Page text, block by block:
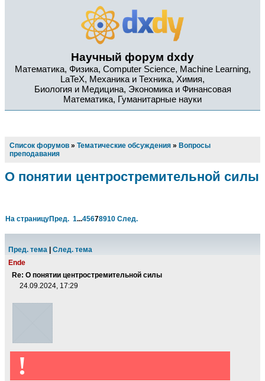
Научный форум dxdy
Математика, Физика, Computer Science, Machine Learning,
LaTeX, Механика и Техника, Химия,
Биология и Медицина, Экономика и Финансовая
Математика, Гуманитарные науки
Список форумов » Тематические обсуждения » Вопросы
преподавания
О понятии центростремительной силы
На страницуПред. 1...45678910 След.
Пред. тема
След. тема
Ende
Re: О понятии центростремительной силы
24.09.2024, 17:29
!